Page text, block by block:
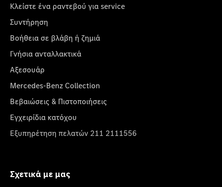
Κλείστε ένα ραντεβού για service
Συντήρηση
Βοήθεια σε βλάβη ή ζημιά
Γνήσια ανταλλακτικά
Αξεσουάρ
Mercedes-Benz Collection
Βεβαιώσεις & Πιστοποιήσεις
Εγχειρίδια κατόχου
Εξυπηρέτηση πελατών 211 2111556
Σχετικά με μας